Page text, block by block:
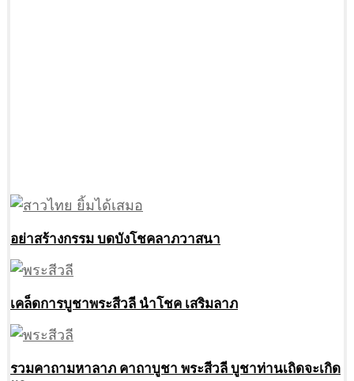
อย่าสร้างกรรม บดบังโชคลาภวาสนา
เคล็ดการบูชาพระสีวลี นำโชค เสริมลาภ
รวมคาถามหาลาภ คาถาบูชา พระสีวลี บูชาท่านเถิดจะเกิด